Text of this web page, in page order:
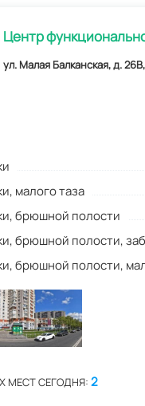
Центр
ул. Малая Балканская, д.
малого таза
брюшной полости
брюшной полости,
брюшной полости,
МЕСТ СЕГОДНЯ: 2